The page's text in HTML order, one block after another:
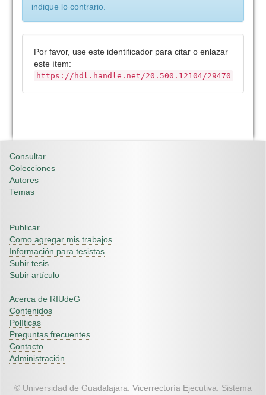
indique lo contrario.
Por favor, use este identificador para citar o enlazar
este ítem:
https://hdl.handle.net/20.500.12104/29470
Consultar
Colecciones
Autores
Temas
Publicar
Como agregar mis trabajos
Información para tesistas
Subir tesis
Subir artículo
Acerca de RIUdeG
Contenidos
Políticas
Preguntas frecuentes
Contacto
Administración
© Universidad de Guadalajara. Vicerrectoría Ejecutiva. Sistema